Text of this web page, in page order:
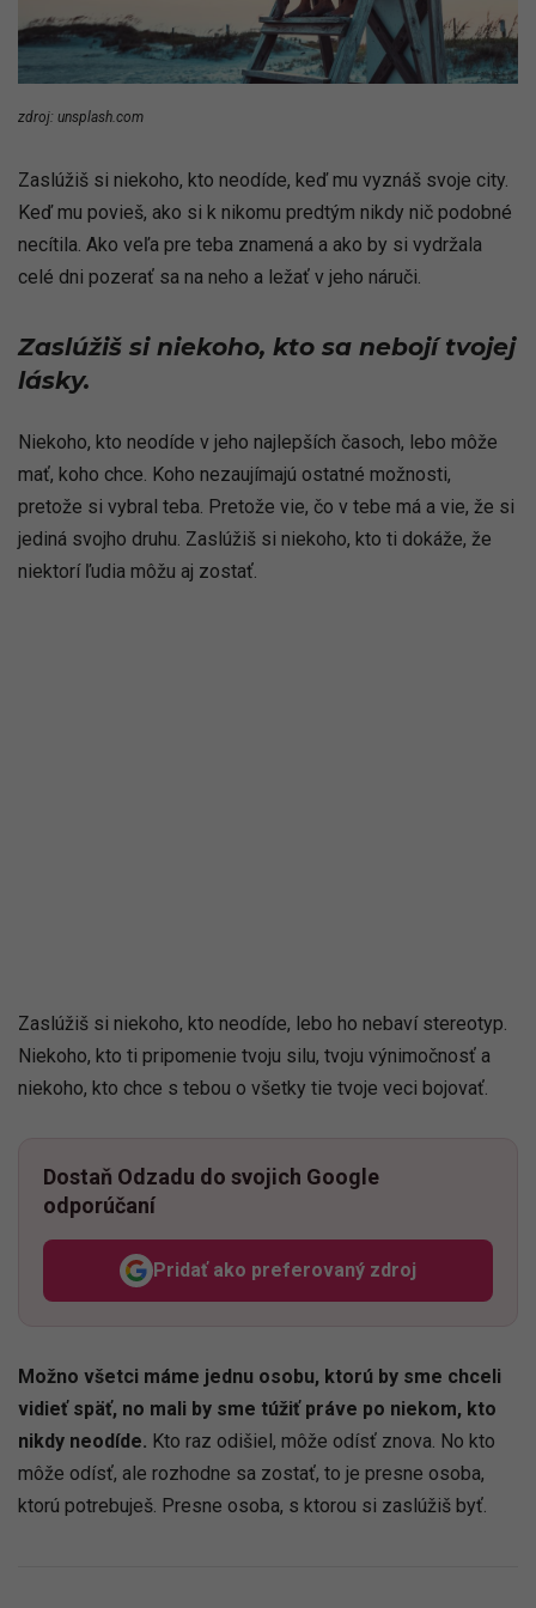
zdroj: unsplash.com
Zaslúžiš si niekoho, kto neodíde, keď mu vyznáš svoje city.
Keď mu povieš, ako si k nikomu predtým nikdy nič podobné
necítila. Ako veľa pre teba znamená a ako by si vydržala
celé dni pozerať sa na neho a ležať v jeho náruči.
Zaslúžiš si niekoho, kto sa nebojí tvojej
lásky.
Niekoho, kto neodíde v jeho najlepších časoch, lebo môže
mať, koho chce. Koho nezaujímajú ostatné možnosti,
pretože si vybral teba. Pretože vie, čo v tebe má a vie, že si
jediná svojho druhu. Zaslúžiš si niekoho, kto ti dokáže, že
niektorí ľudia môžu aj zostať.
Zaslúžiš si niekoho, kto neodíde, lebo ho nebaví stereotyp.
Niekoho, kto ti pripomenie tvoju silu, tvoju výnimočnosť a
niekoho, kto chce s tebou o všetky tie tvoje veci bojovať.
Dostaň Odzadu do svojich Google
odporúčaní
Pridať ako preferovaný zdroj
Odzadu, odkaz sa otvorí v
Možno všetci máme jednu osobu, ktorú by sme chceli
vidieť späť, no mali by sme túžiť práve po niekom, kto
nikdy neodíde. Kto raz odišiel, môže odísť znova. No kto
môže odísť, ale rozhodne sa zostať, to je presne osoba,
ktorú potrebuješ. Presne osoba, s ktorou si zaslúžiš byť.